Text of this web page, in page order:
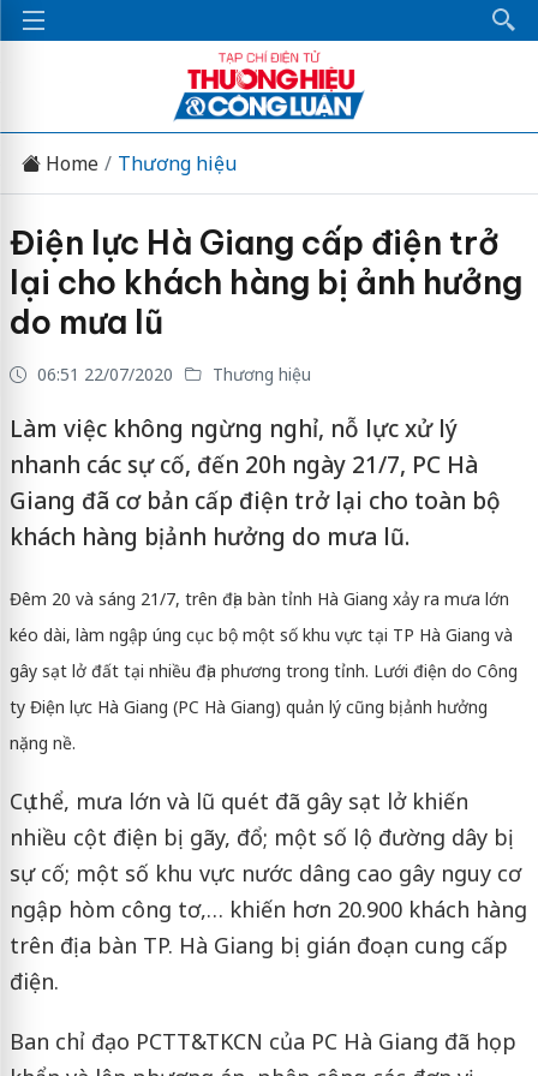
Home Thương hiệu
Điện lực Hà Giang cấp điện trở
lại cho khách hàng bị ảnh hưởng
do mưa lũ
06:51 22/07/2020 Thương hiệu
Làm việc không ngừng nghỉ, nỗ lực xử lý
nhanh các sự cố, đến 20h ngày 21/7, PC Hà
Giang đã cơ bản cấp điện trở lại cho toàn bộ
khách hàng bị ảnh hưởng do mưa lũ.
Đêm 20 và sáng 21/7, trên địa bàn tỉnh Hà Giang xảy ra mưa lớn
kéo dài, làm ngập úng cục bộ một số khu vực tại TP Hà Giang và
gây sạt lở đất tại nhiều địa phương trong tỉnh. Lưới điện do Công
ty Điện lực Hà Giang (PC Hà Giang) quản lý cũng bị ảnh hưởng
nặng nề.
Cụ thể, mưa lớn và lũ quét đã gây sạt lở khiến
nhiều cột điện bị gãy, đổ; một số lộ đường dây bị
sự cố; một số khu vực nước dâng cao gây nguy cơ
ngập hòm công tơ,… khiến hơn 20.900 khách hàng
trên địa bàn TP. Hà Giang bị gián đoạn cung cấp
điện.
Ban chỉ đạo PCTT&TKCN của PC Hà Giang đã họp